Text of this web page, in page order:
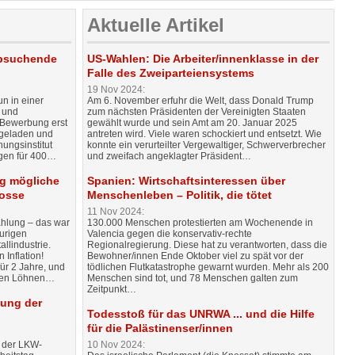
in einer
erst
und
für 400…
mögliche
– das war
Inflation!
2 Jahre, und
Löhnen…
der
LKW-
Aktuelle Artikel
US-Wahlen: Die Arbeiter/innenklasse in der
Falle des Zweiparteiensystems
19 Nov 2024:
Am 6. November erfuhr die Welt, dass Donald Trump
zum nächsten Präsidenten der Vereinigten Staaten
gewählt wurde und sein Amt am 20. Januar 2025
antreten wird. Viele waren schockiert und entsetzt. Wie
konnte ein verurteilter Vergewaltiger, Schwerverbrecher
und zweifach angeklagter Präsident…
Spanien: Wirtschaftsinteressen über
Menschenleben – Politik, die tötet
11 Nov 2024:
130.000 Menschen protestierten am Wochenende in
Valencia gegen die konservativ-rechte
Regionalregierung. Diese hat zu verantworten, dass die
Bewohner/innen Ende Oktober viel zu spät vor der
tödlichen Flutkatastrophe gewarnt wurden. Mehr als 200
Menschen sind tot, und 78 Menschen galten zum
Zeitpunkt…
Todesstoß für das UNRWA ... und die Hilfe
für die Palästinenser/innen
10 Nov 2024: